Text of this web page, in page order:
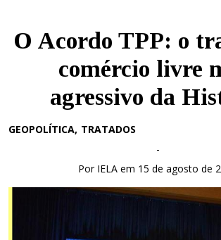
O Acordo TPP: o
comércio livre
agressivo da
GEOPOLÍTICA TRATADOS
-
Por IELA em 15 de agosto de